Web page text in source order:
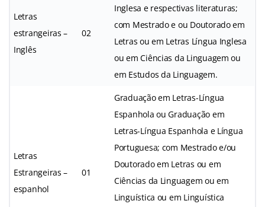
Letras
estrangeiras –
Inglês
02
Inglesa e respectivas literaturas;
com Mestrado e ou Doutorado em
Letras ou em Letras Língua Inglesa
ou em Ciências da Linguagem ou
em Estudos da Linguagem.
Letras
Estrangeiras –
espanhol
01
Graduação em Letras-Língua
Espanhola ou Graduação em
Letras-Língua Espanhola e Língua
Portuguesa; com Mestrado e/ou
Doutorado em Letras ou em
Ciências da Linguagem ou em
Linguística ou em Linguística